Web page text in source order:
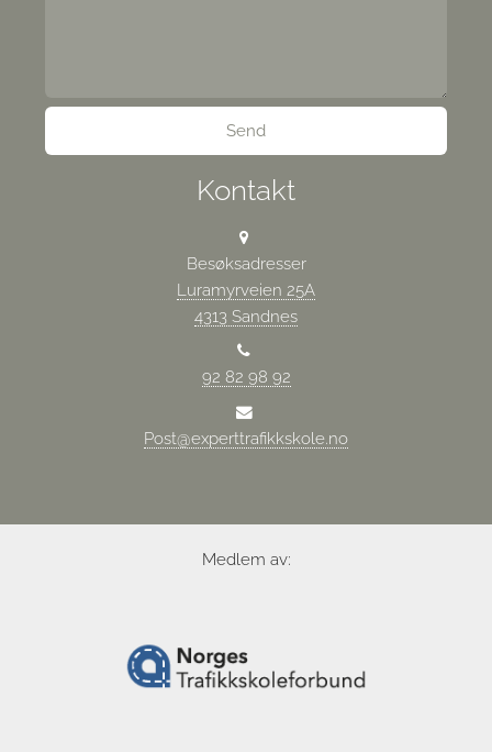
Kontakt
Besøksadresser
Luramyrveien 25A
4313 Sandnes
92 82 98 92
Post@experttrafikkskole.no
Medlem av: